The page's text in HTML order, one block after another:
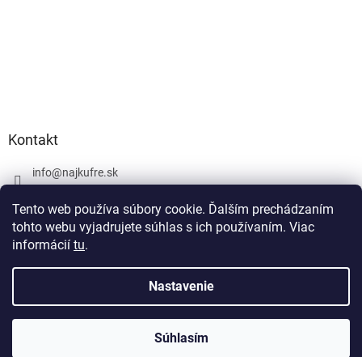
Tento web používa súbory cookie. Ďalším prechádzaním
tohto webu vyjadrujete súhlas s ich používaním. Viac
informácií tu.
Nastavenie
Súhlasím
Kontakt
info@najkufre.sk
Facebook
Vytvoril Shoptet
najkufre.sk. Všetky práva vyhradené.